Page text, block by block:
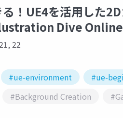
！UE4を活用した
Dive Online
22
#ue-environment #ue-
#Background Creation